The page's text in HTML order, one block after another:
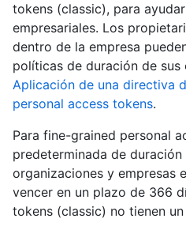
tokens (classic), para
empresariales. Los
dentro de la empresa
políticas de duración de
Aplicación de una directiva
personal access tokens.
Para fine-grained personal
predeterminada de duración
organizaciones y empresas
vencer en un plazo de 366
tokens (classic) no tienen